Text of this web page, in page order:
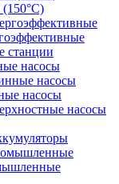
станции
насосы
насосы
насосы
насосы